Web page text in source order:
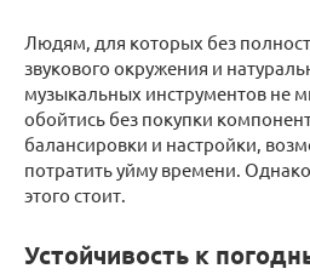
Людям, для которых без
звукового окружения и
музыкальных инструментов не
обойтись без покупки
балансировки и настройки,
потратить уйму времени.
этого стоит.
Устойчивость к